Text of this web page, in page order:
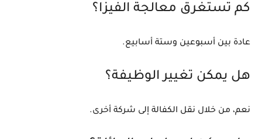
كم تستغرق معالجة الفيزا؟
عادة بين أسبوعين وستة أسابيع.
هل يمكن تغيير الوظيفة؟
نعم، من خلال نقل الكفالة إلى شركة أخرى.